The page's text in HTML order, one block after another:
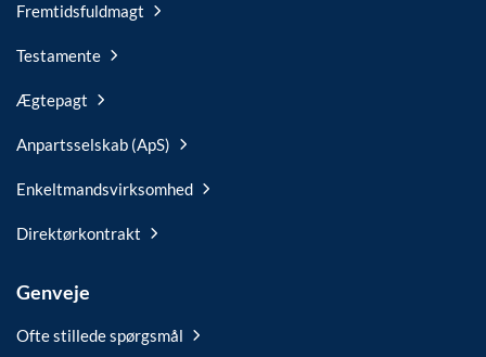
Fremtidsfuldmagt
Testamente
Ægtepagt
Anpartsselskab (ApS)
Enkeltmandsvirksomhed
Direktørkontrakt
Genveje
Ofte stillede spørgsmål